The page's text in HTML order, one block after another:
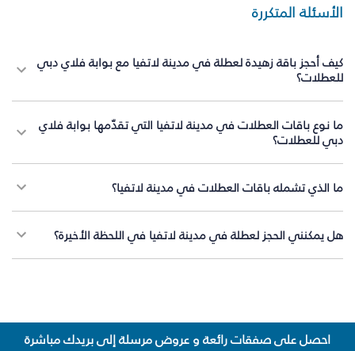
الأسئلة المتكررة
كيف أحجز باقة زهيدة لعطلة في مدينة لاتفيا مع بوابة فلاي دبي
للعطلات؟
ما نوع باقات العطلات في مدينة لاتفيا التي تقدّمها بوابة فلاي
دبي للعطلات؟
ما الذي تشمله باقات العطلات في مدينة لاتفيا؟
هل يمكنني الحجز لعطلة في مدينة لاتفيا في اللحظة الأخيرة؟
احصل على صفقات رائعة و عروض مرسلة إلى بريدك مباشرة